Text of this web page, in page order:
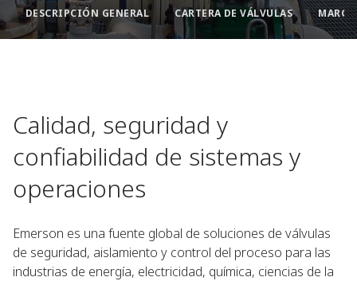
DESCRIPCIÓN GENERAL CARTERA DE VÁLVULAS
Calidad, seguridad y
confiabilidad de sistemas y
operaciones
Emerson es una fuente global de soluciones de válvulas
de seguridad, aislamiento y control del proceso para las
industrias de energía, electricidad, química, ciencias de la